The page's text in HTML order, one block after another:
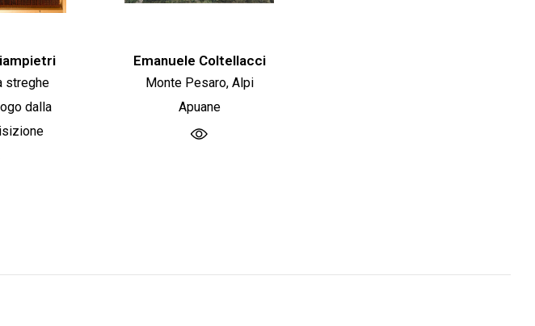
streghe
dalla
Emanuele Coltellacci
Monte Pesaro, Alpi
Apuane